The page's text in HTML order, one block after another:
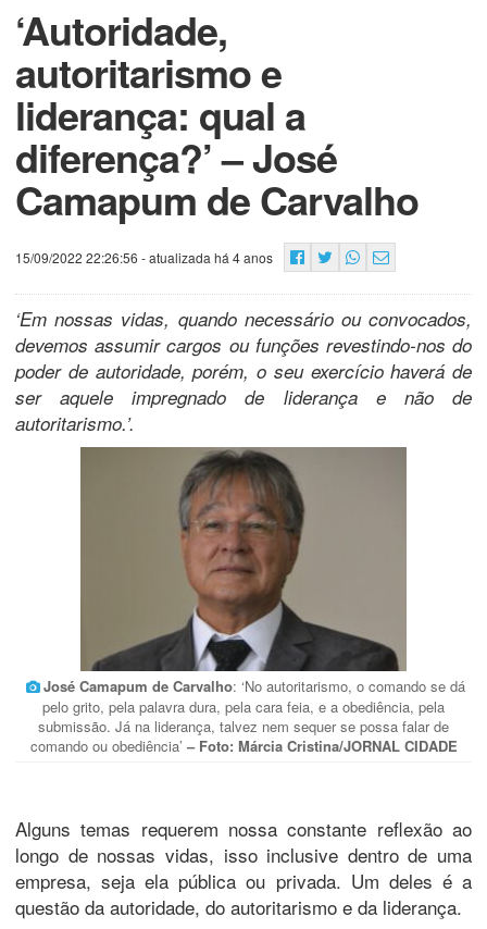
‘Autoridade,
autoritarismo e
liderança: qual a
diferença?’ – José
Camapum de Carvalho
15/09/2022 22:26:56 - atualizada há 4 anos
‘Em nossas vidas, quando necessário ou convocados,
devemos assumir cargos ou funções revestindo-nos do
poder de autoridade, porém, o seu exercício haverá de
ser aquele impregnado de liderança e não de
autoritarismo.’.
José Camapum de Carvalho: ‘No autoritarismo, o comando se dá
pelo grito, pela palavra dura, pela cara feia, e a obediência, pela
submissão. Já na liderança, talvez nem sequer se possa falar de
comando ou obediência’ – Foto: Márcia Cristina/JORNAL CIDADE
Alguns temas requerem nossa constante reflexão ao
longo de nossas vidas, isso inclusive dentro de uma
empresa, seja ela pública ou privada. Um deles é a
questão da autoridade, do autoritarismo e da liderança.